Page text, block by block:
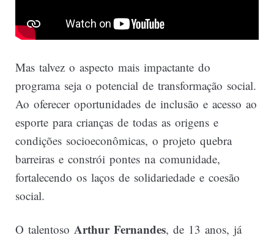
Mas talvez o aspecto mais impactante do
programa seja o potencial de transformação social.
Ao oferecer oportunidades de inclusão e acesso ao
esporte para crianças de todas as origens e
condições socioeconômicas, o projeto quebra
barreiras e constrói pontes na comunidade,
fortalecendo os laços de solidariedade e coesão
social.
O talentoso Arthur Fernandes, de 13 anos, já